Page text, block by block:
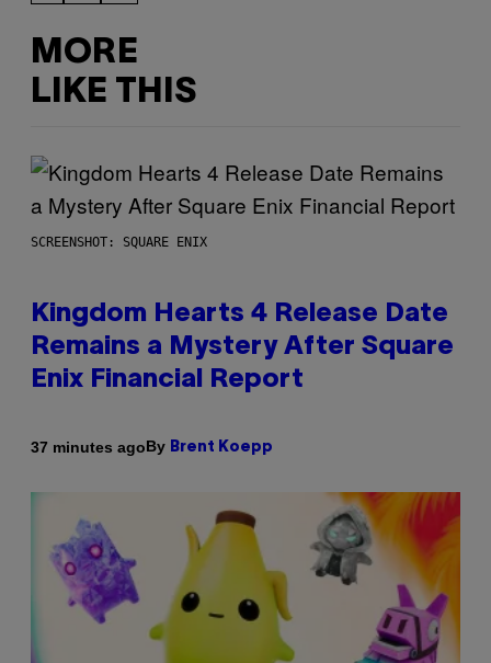
MORE
LIKE THIS
SCREENSHOT: SQUARE ENIX
Kingdom Hearts 4 Release Date
Remains a Mystery After Square
Enix Financial Report
37 minutes agoBy Brent Koepp